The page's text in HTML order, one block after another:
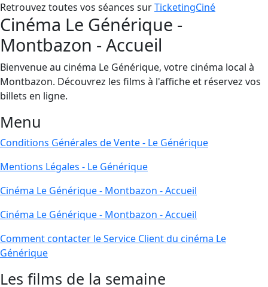
Retrouvez toutes vos séances surTicketingCiné
Cinéma Le Générique -
Montbazon - Accueil
Bienvenue au cinéma Le Générique, votre cinéma local à
Montbazon. Découvrez les films à l'affiche et réservez vos
billets en ligne.
Menu
Conditions Générales de Vente - Le Générique
Mentions Légales - Le Générique
Cinéma Le Générique - Montbazon - Accueil
Cinéma Le Générique - Montbazon - Accueil
Comment contacter le Service Client du cinéma Le
Générique
Les films de la semaine